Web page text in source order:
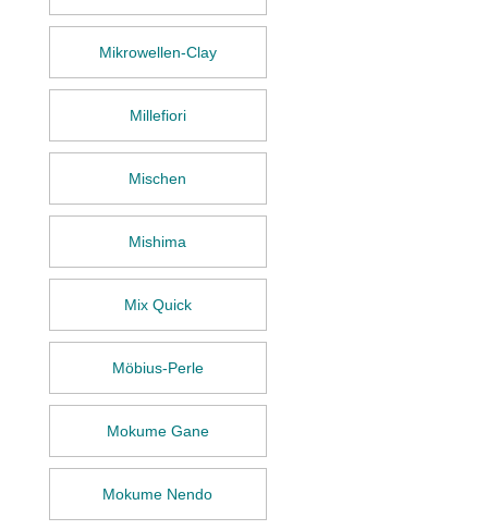
Mikrowellen-Clay
Millefiori
Mischen
Mishima
Mix Quick
Möbius-Perle
Mokume Gane
Mokume Nendo